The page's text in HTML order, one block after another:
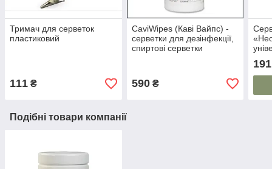
Тримач для серветок
пластиковий
111 ₴
CaviWipes (Каві Вайпс) -
серветки для дезінфекції,
спиртові серветки
590₴
191
Подібні товари компанії